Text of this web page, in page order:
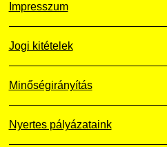
Impresszum
Jogi kitételek
Minőségirányítás
Nyertes pályázataink